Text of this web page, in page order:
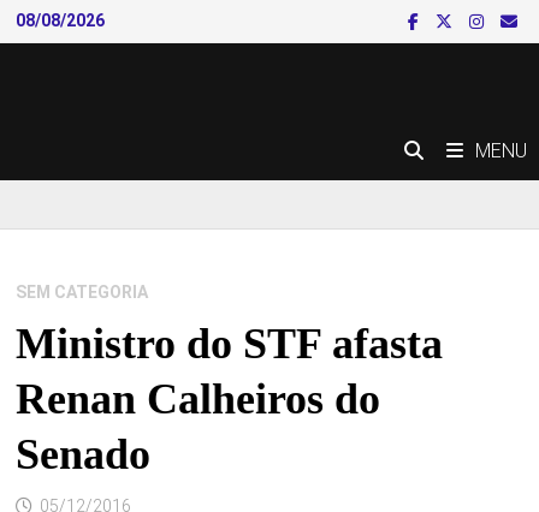
Skip
to
08/08/2026
MENU
SEM CATEGORIA
Ministro do STF afasta
Renan Calheiros do
Senado
05/12/2016